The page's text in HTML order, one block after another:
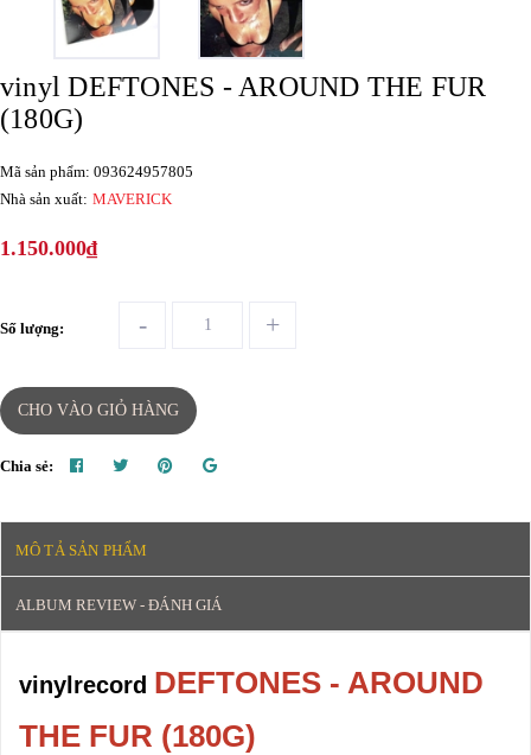
vinyl DEFTONES - AROUND THE FUR
(180G)
Mã sản phẩm: 093624957805
Nhà sản xuất: MAVERICK
1.150.000₫
Số lượng: - +
CHO VÀO GIỎ HÀNG
Chia sẻ:
MÔ TẢ SẢN PHẨM
ALBUM REVIEW - ĐÁNH GIÁ
vinylrecord DEFTONES - AROUND
THE FUR (180G)